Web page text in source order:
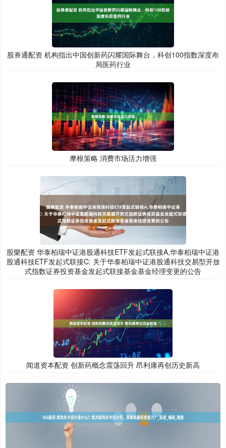
股券通配资 机构指出中国创新药闪耀国际舞台，科创100指数深度布
局医药行业
摩根策略 消费市场活力增强
股樂配资 华泰柏瑞中证港股通科技ETF发起式联接A,华泰柏瑞中证港
股通科技ETF发起式联接C: 关于华泰柏瑞中证港股通科技交易型开放
式指数证券投资基金发起式联接基金基金经理变更的公告
闻道资本配资 创新药概念震荡回升 昂利康再创历史新高